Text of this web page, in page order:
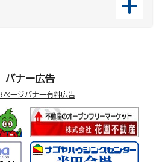
バナー広告
ページバナー有料広告